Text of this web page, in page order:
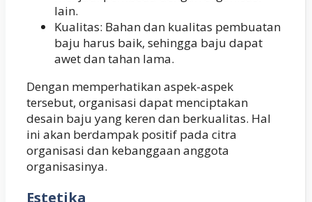
lain.
Kualitas: Bahan dan kualitas pembuatan
baju harus baik, sehingga baju dapat
awet dan tahan lama.
Dengan memperhatikan aspek-aspek
tersebut, organisasi dapat menciptakan
desain baju yang keren dan berkualitas. Hal
ini akan berdampak positif pada citra
organisasi dan kebanggaan anggota
organisasinya.
Estetika